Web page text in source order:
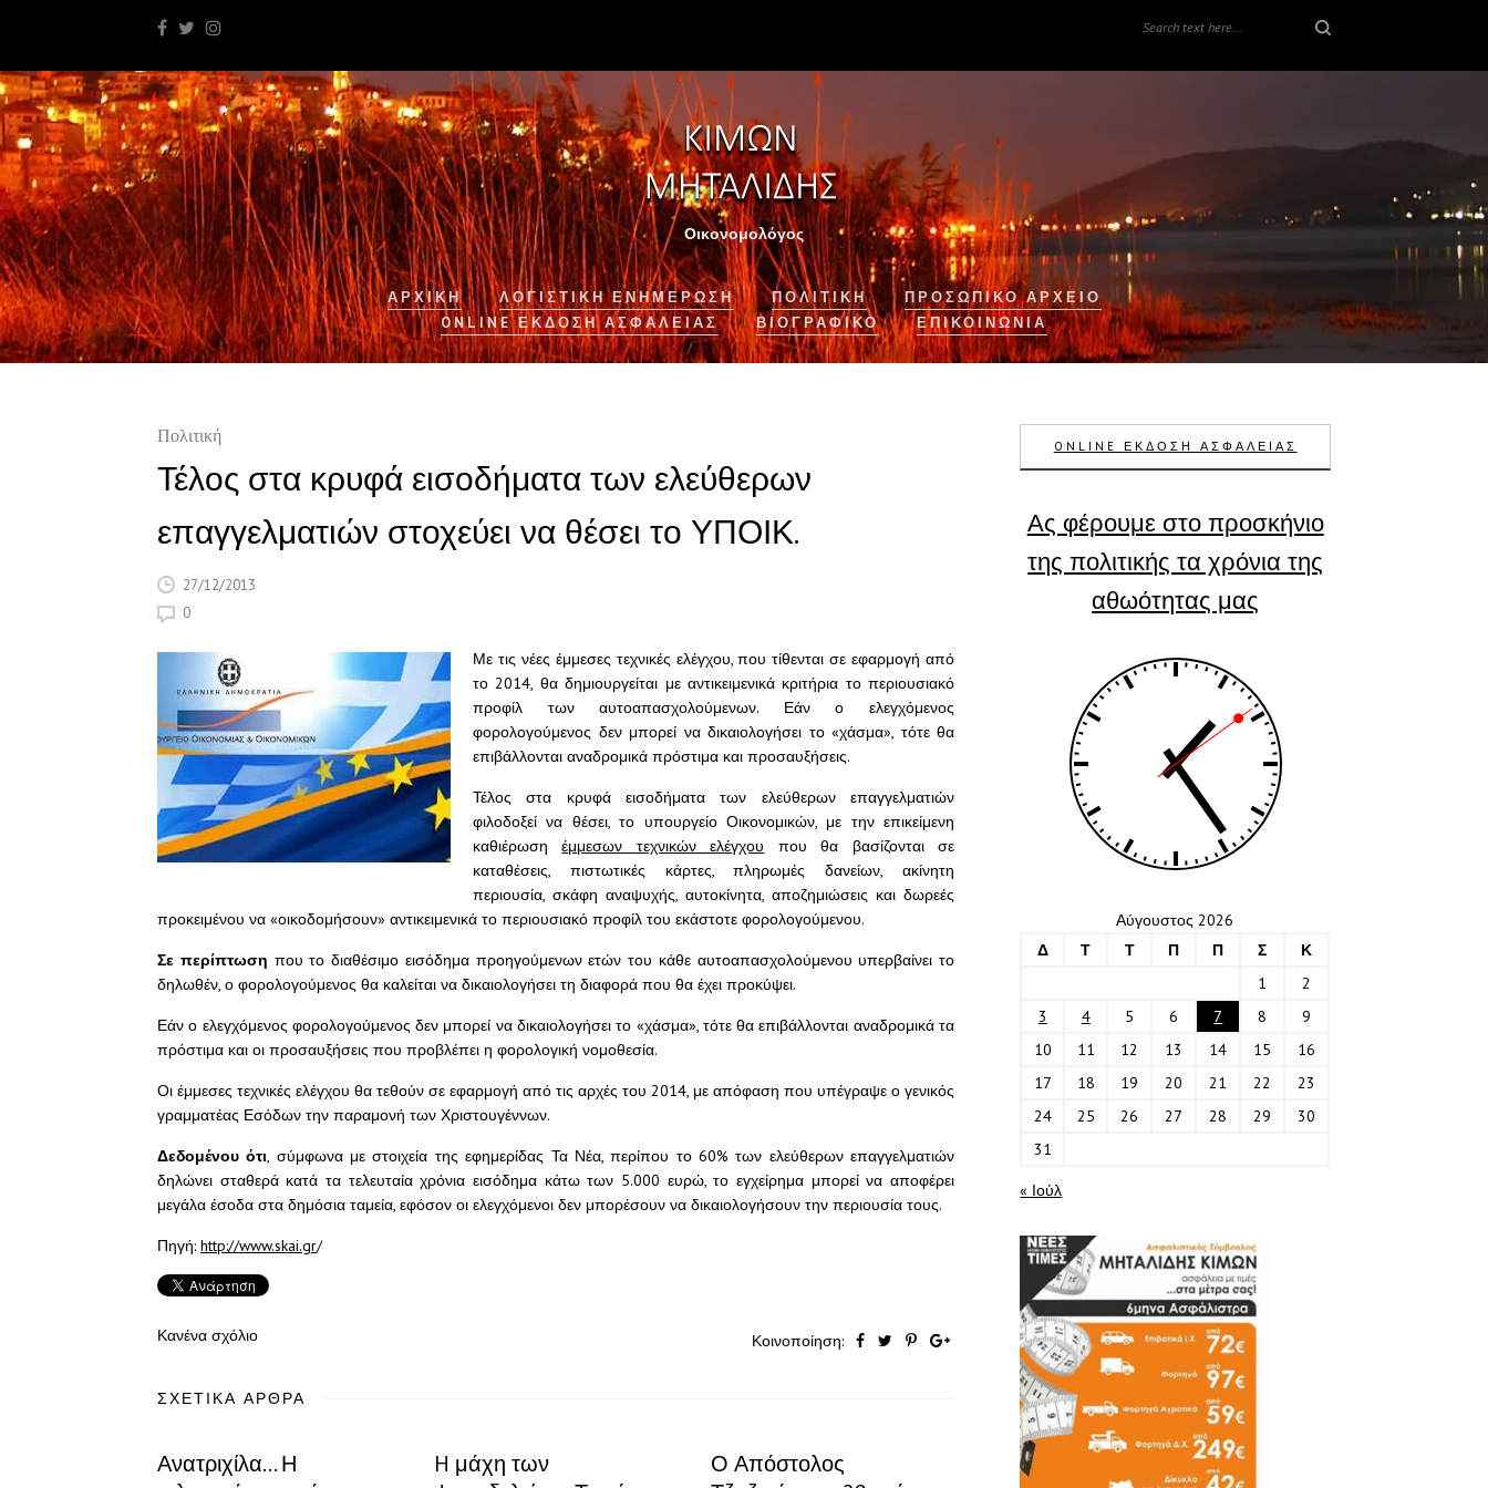
Οικονομολόγος
ΑΡΧΙΚΉ ΛΟΓΙΣΤΙΚΉ ΕΝΗΜΈΡΩΣΗ ΠΟΛΙΤΙΚΗ
ΠΡΟΣΩΠΙΚΟ ΑΡΧΕΙΟ
ONLINE ΈΚΔΟΣΗ ΑΣΦΆΛΕΙΑΣ
ΒΙΟΓΡΑΦΙΚΌ ΕΠΙΚΟΙΝΩΝΊΑ
Πολιτική
Τέλος στα κρυφά εισοδήματα των ελεύθερων
επαγγελματιών στοχεύει να θέσει το ΥΠΟΙΚ.
27/12/2013
0
Με τις νέες έμμεσες τεχνικές ελέγχου, που τίθενται σε εφαρμογή από
το 2014, θα δημιουργείται με αντικειμενικά κριτήρια το περιουσιακό
προφίλ των αυτοαπασχολούμενων. Εάν ο ελεγχόμενος
φορολογούμενος δεν μπορεί να δικαιολογήσει το «χάσμα», τότε θα
επιβάλλονται αναδρομικά πρόστιμα και προσαυξήσεις.
Τέλος στα κρυφά εισοδήματα των ελεύθερων επαγγελματιών
φιλοδοξεί να θέσει, το υπουργείο Οικονομικών, με την επικείμενη
καθιέρωσηέμμεσων τεχνικών ελέγχου που θα βασίζονται σε
καταθέσεις, πιστωτικές κάρτες, πληρωμές δανείων, ακίνητη
περιουσία, σκάφη αναψυχής, αυτοκίνητα, αποζημιώσεις και δωρεές
προκειμένου να «οικοδομήσουν» αντικειμενικά το περιουσιακό προφίλ του εκάστοτε φορολογούμενου.
Σε περίπτωση που το διαθέσιμο εισόδημα προηγούμενων ετών του κάθε αυτοαπασχολούμενου υπερβαίνει το
δηλωθέν, ο φορολογούμενος θα καλείται να δικαιολογήσει τη διαφορά που θα έχει προκύψει.
Εάν ο ελεγχόμενος φορολογούμενος δεν μπορεί να δικαιολογήσει το «χάσμα», τότε θα επιβάλλονται αναδρομικά τα
πρόστιμα και οι προσαυξήσεις που προβλέπει η φορολογική νομοθεσία.
Οι έμμεσες τεχνικές ελέγχου θα τεθούν σε εφαρμογή από τις αρχές του 2014, με απόφαση που υπέγραψε ο γενικός
γραμματέας Εσόδων την παραμονή των Χριστουγέννων.
Δεδομένου ότι, σύμφωνα με στοιχεία της εφημερίδας Τα Νέα, περίπου το 60% των ελεύθερων επαγγελματιών
δηλώνει σταθερά κατά τα τελευταία χρόνια εισόδημα κάτω των 5.000 ευρώ, το εγχείρημα μπορεί να αποφέρει
μεγάλα έσοδα στα δημόσια ταμεία, εφόσον οι ελεγχόμενοι δεν μπορέσουν να δικαιολογήσουν την περιουσία τους.
Πηγή: http://www.skai.gr/
Κανένα σχόλιο Κοινοποίηση:
ΣΧΕΤΙΚΆ ΆΡΘΡΑ
Ανατριχίλα… Η
H μάχη των
Ο Απόστολος
ONLINE ΕΚΔΟΣΗ ΑΣΦΑΛΕΙΑΣ
Ας φέρουμε στο προσκήνιο
της πολιτικής τα χρόνια της
αθωότητας μας
Αύγουστος 2026
Δ
Τ Τ Π Π Σ
Κ
1
2
3
4 5 6 7 8
9
10
11 12 13 14 15
16
17
18 19 20 21 22
23
24
25 26 27 28 29
30
31
« Ιούλ